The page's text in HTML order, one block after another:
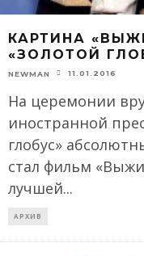
КАРТИНА
«ЗОЛОТОЙ
NEWMAN 11.01.2016
На церемонии
иностранной
глобус»
стал фильм
лучшей...
АРХИВ